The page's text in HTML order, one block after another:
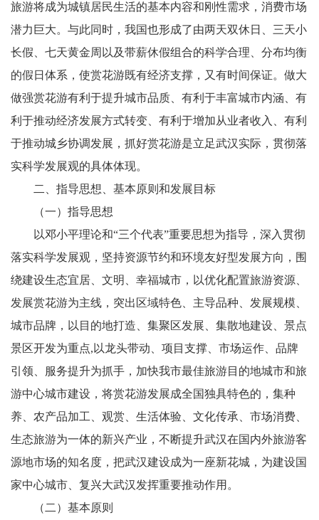
旅游将成为城镇居民生活的基本内容和刚性需求，消费市场
潜力巨大。与此同时，我国也形成了由两天双休日、三天小
长假、七天黄金周以及带薪休假组合的科学合理、分布均衡
的假日体系，使赏花游既有经济支撑，又有时间保证。做大
做强赏花游有利于提升城市品质、有利于丰富城市内涵、有
利于推动经济发展方式转变、有利于增加从业者收入、有利
于推动城乡协调发展，抓好赏花游是立足武汉实际，贯彻落
实科学发展观的具体体现。
二、指导思想、基本原则和发展目标
（一）指导思想
以邓小平理论和“三个代表”重要思想为指导，深入贯彻
落实科学发展观，坚持资源节约和环境友好型发展方向，围
绕建设生态宜居、文明、幸福城市，以优化配置旅游资源、
发展赏花游为主线，突出区域特色、主导品种、发展规模、
城市品牌，以目的地打造、集聚区发展、集散地建设、景点
景区开发为重点,以龙头带动、项目支撑、市场运作、品牌
引领、服务提升为抓手，加快我市最佳旅游目的地城市和旅
游中心城市建设，将赏花游发展成全国独具特色的，集种
养、农产品加工、观赏、生活体验、文化传承、市场消费、
生态旅游为一体的新兴产业，不断提升武汉在国内外旅游客
源地市场的知名度，把武汉建设成为一座新花城，为建设国
家中心城市、复兴大武汉发挥重要推动作用。
（二）基本原则